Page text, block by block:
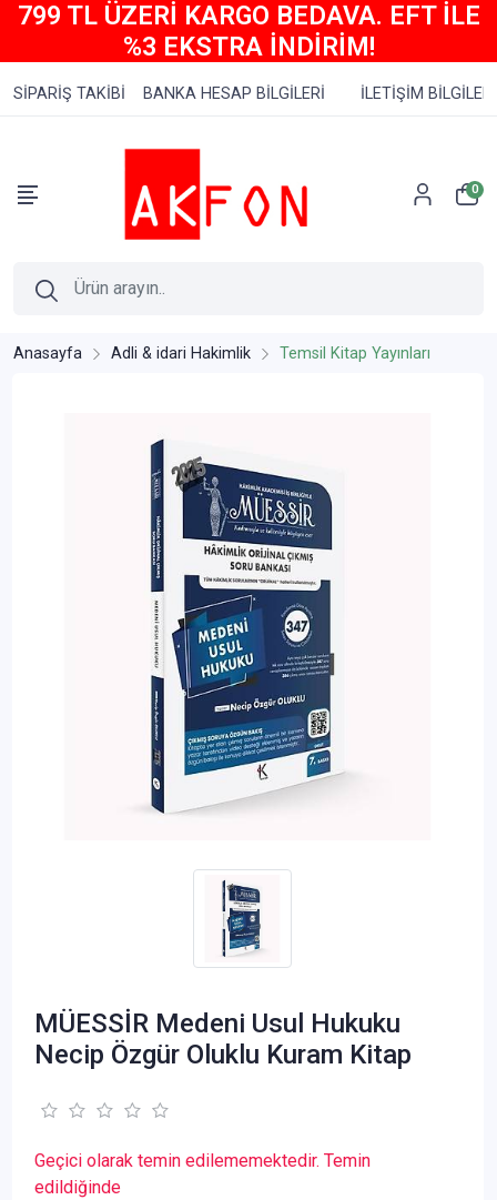
799 TL ÜZERİ KARGO BEDAVA. EFT İLE
%3 EKSTRA İNDİRİM!
SİPARİŞ TAKİBİ BANKA HESAP BİLGİLERİ İLETİŞİM BİLGİLERİ
0
Anasayfa Adli & idari Hakimlik Temsil Kitap Yayınları
MÜESSİR Medeni Usul Hukuku
Necip Özgür Oluklu Kuram Kitap
Geçici olarak temin edilememektedir. Temin
edildiğinde